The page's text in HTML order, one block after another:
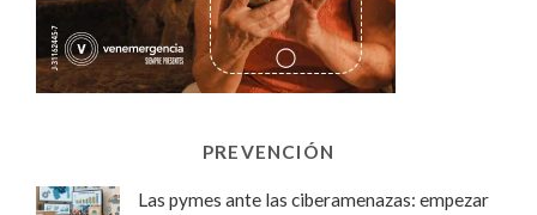
PREVENCIÓN
Las pymes ante las ciberamenazas: empezar